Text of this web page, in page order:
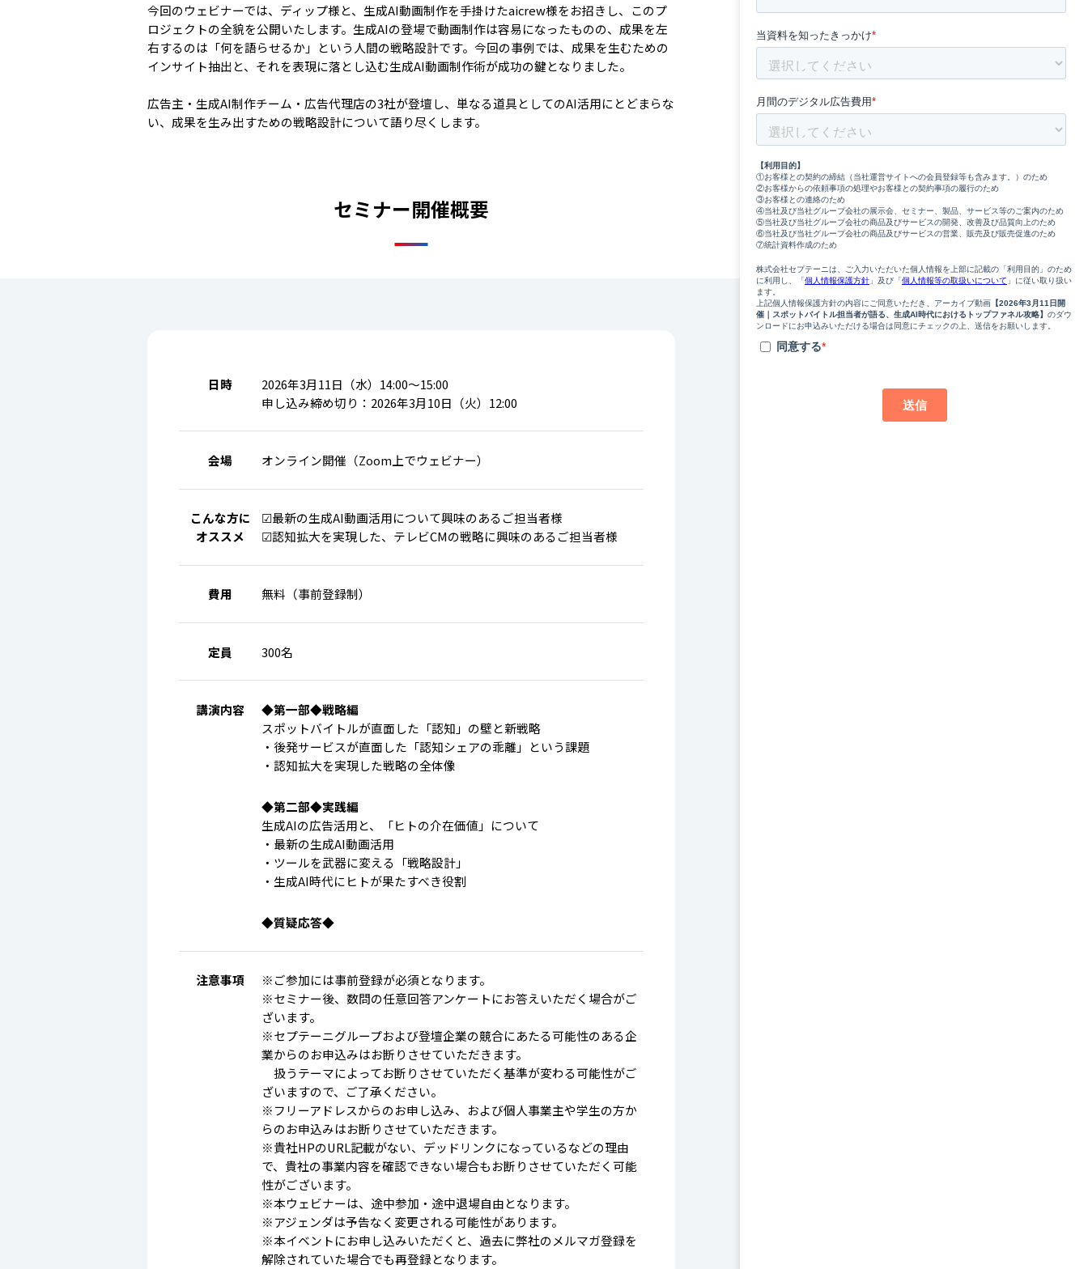
今回のウェビナーでは、ディップ様と、生成AI動画制作を手掛けたaicrew様をお招きし、このプ
ロジェクトの全貌を公開いたします。生成AIの登場で動画制作は容易になったものの、成果を左
右するのは「何を語らせるか」という人間の戦略設計です。今回の事例では、成果を生むための
インサイト抽出と、それを表現に落とし込む生成AI動画制作術が成功の鍵となりました。
広告主・生成AI制作チーム・広告代理店の3社が登壇し、単なる道具としてのAI活用にとどまらな
い、成果を生み出すための戦略設計について語り尽くします。
セミナー開催概要
日時
2026年3月11日（水）14:00～15:00
申し込み締め切り：2026年3月10日（火）12:00
会場 オンライン開催（Zoom上でウェビナー）
こんな方に
オススメ
☑最新の生成AI動画活用について興味のあるご担当者様
☑認知拡大を実現した、テレビCMの戦略に興味のあるご担当者様
費用 無料（事前登録制）
定員 300名
講演内容
◆第一部◆戦略編
スポットバイトルが直面した「認知」の壁と新戦略
・後発サービスが直面した「認知シェアの乖離」という課題
・認知拡大を実現した戦略の全体像
◆第二部◆実践編
生成AIの広告活用と、「ヒトの介在価値」について
・最新の生成AI動画活用
・ツールを武器に変える「戦略設計」
・生成AI時代にヒトが果たすべき役割
◆質疑応答◆
注意事項
※ご参加には事前登録が必須となります。
※セミナー後、数問の任意回答アンケートにお答えいただく場合がご
ざいます。
※セプテーニグループおよび登壇企業の競合にあたる可能性のある企
業からのお申込みはお断りさせていただきます。
扱うテーマによってお断りさせていただく基準が変わる可能性がご
ざいますので、ご了承ください。
※フリーアドレスからのお申し込み、および個人事業主や学生の方か
らのお申込みはお断りさせていただきます。
※貴社HPのURL記載がない、デッドリンクになっているなどの理由
で、貴社の事業内容を確認できない場合もお断りさせていただく可能
性がございます。
※本ウェビナーは、途中参加・途中退場自由となります。
※アジェンダは予告なく変更される可能性があります。
※本イベントにお申し込みいただくと、過去に弊社のメルマガ登録を
解除されていた場合でも再登録となります。